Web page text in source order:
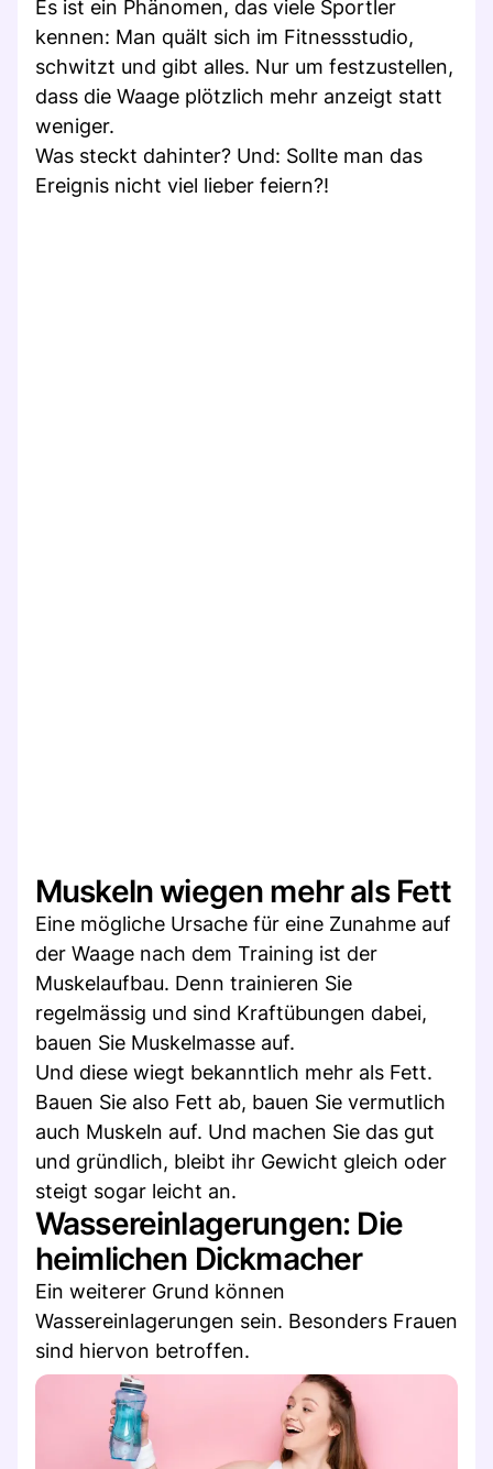
Es ist ein Phänomen, das viele Sportler
kennen: Man quält sich im Fitnessstudio,
schwitzt und gibt alles. Nur um festzustellen,
dass die Waage plötzlich mehr anzeigt statt
weniger.
Was steckt dahinter? Und: Sollte man das
Ereignis nicht viel lieber feiern?!
Muskeln wiegen mehr als Fett
Eine mögliche Ursache für eine Zunahme auf
der Waage nach dem Training ist der
Muskelaufbau. Denn trainieren Sie
regelmässig und sind Kraftübungen dabei,
bauen Sie Muskelmasse auf.
Und diese wiegt bekanntlich mehr als Fett.
Bauen Sie also Fett ab, bauen Sie vermutlich
auch Muskeln auf. Und machen Sie das gut
und gründlich, bleibt ihr Gewicht gleich oder
steigt sogar leicht an.
Wassereinlagerungen: Die
heimlichen Dickmacher
Ein weiterer Grund können
Wassereinlagerungen sein. Besonders Frauen
sind hiervon betroffen.